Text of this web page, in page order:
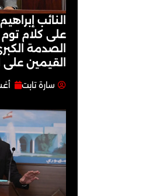
النائب
على كلام توم
الصدمة
القيمين
سارة تابت